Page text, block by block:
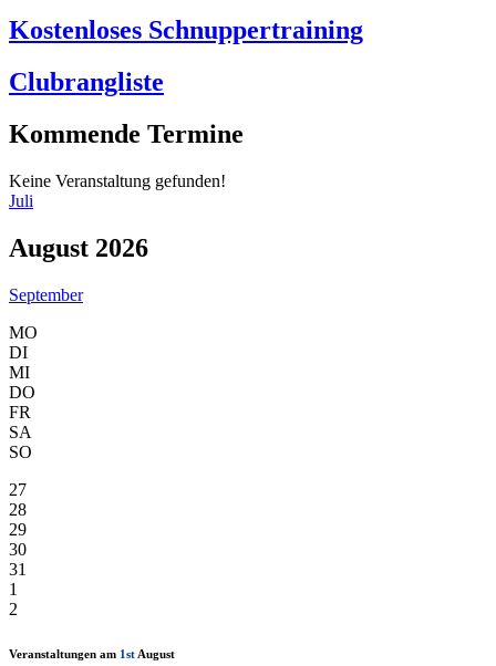
Kostenloses Schnuppertraining
Clubrangliste
Kommende Termine
Keine Veranstaltung gefunden!
Juli
August 2026
September
MO
DI
MI
DO
FR
SA
SO
27
28
29
30
31
1
2
Veranstaltungen am 1st August